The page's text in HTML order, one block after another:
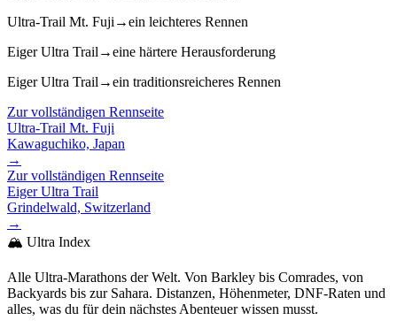
Ultra-Trail Mt. Fuji →ein leichteres Rennen
Eiger Ultra Trail →eine härtere Herausforderung
Eiger Ultra Trail →ein traditionsreicheres Rennen
Zur vollständigen Rennseite
Ultra-Trail Mt. Fuji
Kawaguchiko, Japan
→
Zur vollständigen Rennseite
Eiger Ultra Trail
Grindelwald, Switzerland
→
🏔️ Ultra Index
Alle Ultra-Marathons der Welt. Von Barkley bis Comrades, von
Backyards bis zur Sahara. Distanzen, Höhenmeter, DNF-Raten und
alles, was du für dein nächstes Abenteuer wissen musst.